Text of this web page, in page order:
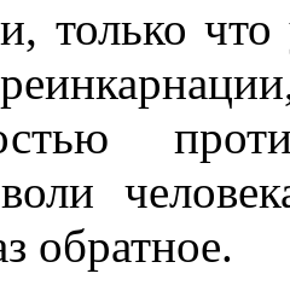
только
обратное.